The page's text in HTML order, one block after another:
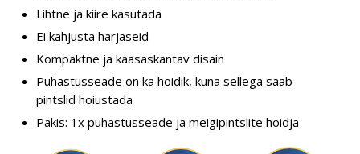
Lihtne ja kiire kasutada
Ei kahjusta harjaseid
Kompaktne ja kaasaskantav disain
Puhastusseade on ka hoidik, kuna sellega saab
pintslid hoiustada
Pakis: 1x puhastusseade ja meigipintslite hoidja